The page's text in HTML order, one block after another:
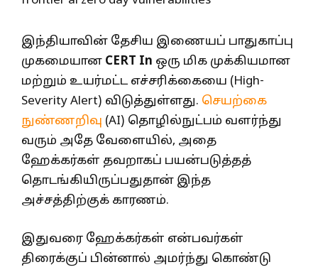
இந்தியாவின் தேசிய இணையப் பாதுகாப்பு
முகமையான CERT In ஒரு மிக முக்கியமான
மற்றும் உயர்மட்ட எச்சரிக்கையை (High-
Severity Alert) விடுத்துள்ளது. செயற்கை
நுண்ணறிவு (AI) தொழில்நுட்பம் வளர்ந்து
வரும் அதே வேளையில், அதை
ஹேக்கர்கள் தவறாகப் பயன்படுத்தத்
தொடங்கியிருப்பதுதான் இந்த
அச்சத்திற்குக் காரணம்.
இதுவரை ஹேக்கர்கள் என்பவர்கள்
திரைக்குப் பின்னால் அமர்ந்து கொண்டு